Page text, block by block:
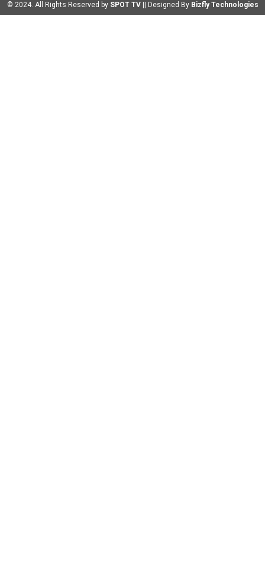
© 2024. All Rights Reserved by SPOT TV || Designed By Bizfly Technologies